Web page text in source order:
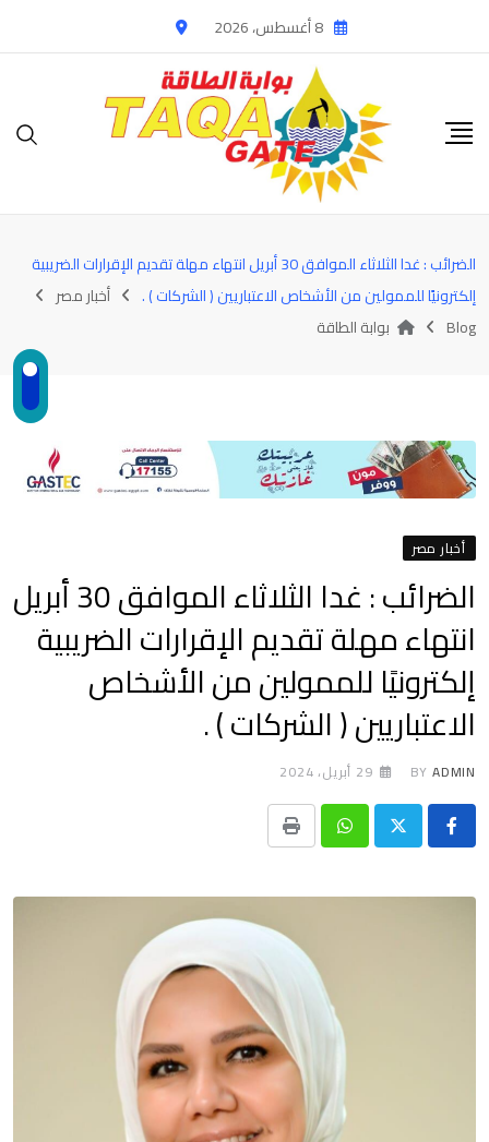
to
8 أغسطس، 2026
الضرائب : غدا الثلاثاء الموافق 30 أبريل انتهاء مهلة تقديم الإقرارات الضريبية
إلكترونيًا للممولين من الأشخاص الاعتباريين ( الشركات ) .
أخبار مصر
Blog
بوابة الطاقة
أخبار مصر
الضرائب : غدا الثلاثاء الموافق 30 أبريل
انتهاء مهلة تقديم الإقرارات الضريبية
إلكترونيًا للممولين من الأشخاص
الاعتباريين ( الشركات ) .
BY ADMIN 29 أبريل، 2024
Whatsapp
Print